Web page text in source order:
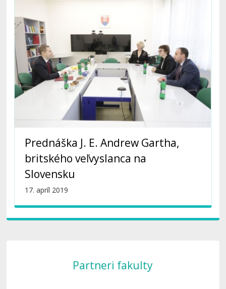
Prednáška J. E. Andrew Gartha,
britského veľvyslanca na
Slovensku
17. apríl 2019
Partneri fakulty